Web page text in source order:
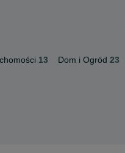
13 Dom i Ogród 23